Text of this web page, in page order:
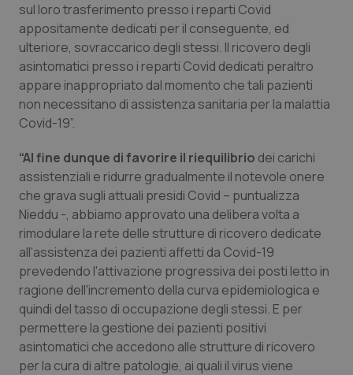
Valle D’Aosta
Veneto
Oncodermatologia
Oncoematologia
Oncologia & Nutrizione
Psoriasi & pelle
Quotidiano Cardiologia
Quotidiano Chirurgia
Quotidiano Oncologia
Quotidiano Pediatria
Rene & patologie urogenitali
sul loro trasferimento presso i reparti Covid
appositamente dedicati per il conseguente, ed
ulteriore, sovraccarico degli stessi. Il ricovero degli
asintomatici presso i reparti Covid dedicati peraltro
appare inappropriato dal momento che tali pazienti
non necessitano di assistenza sanitaria per la malattia
Covid-19”.
“Al fine dunque di favorire il riequilibrio dei carichi
assistenziali e ridurre gradualmente il notevole onere
che grava sugli attuali presidi Covid – puntualizza
Nieddu -, abbiamo approvato una delibera volta a
rimodulare la rete delle strutture di ricovero dedicate
all'assistenza dei pazienti affetti da Covid-19
prevedendo l'attivazione progressiva dei posti letto in
ragione dell'incremento della curva epidemiologica e
quindi del tasso di occupazione degli stessi. E per
permettere la gestione dei pazienti positivi
asintomatici che accedono alle strutture di ricovero
per la cura di altre patologie, ai quali il virus viene